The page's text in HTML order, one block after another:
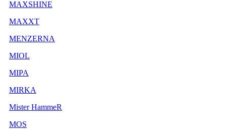
MAXSHINE
MAXXT
MENZERNA
MIOL
MIPA
MIRKA
Mister HammeR
MOS